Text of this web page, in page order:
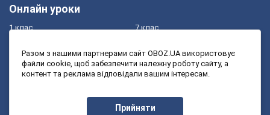
Онлайн уроки
1 клас
3 клас
7 клас
9 клас
Разом з нашими партнерами сайт OBOZ.UA використовує
файли cookie, щоб забезпечити належну роботу сайту, а
контент та реклама відповідали вашим інтересам.
Прийняти